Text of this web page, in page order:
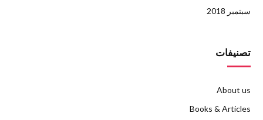
سبتمبر 2018
تصنيفات
About us
Books & Articles